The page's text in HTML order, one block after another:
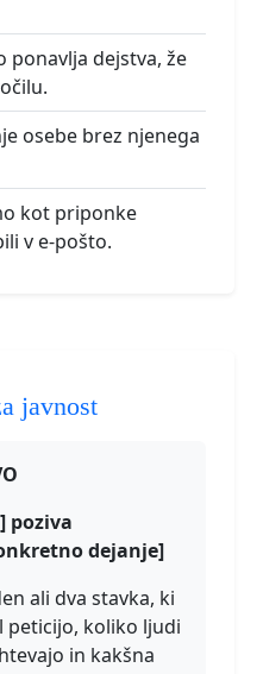
ponavlja dejstva, že
osebe brez njenega
kot priponke
v e-pošto.
javnost
poziva
dejanje]
ali dva stavka, ki
peticijo, koliko ljudi
in kakšna